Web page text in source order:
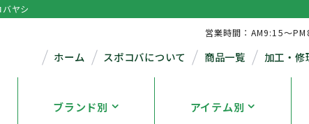
ヤシ
営業時間：AM9:15～
ホーム スポコバについて 商品一覧 加工・修
ブランド別 アイテム別